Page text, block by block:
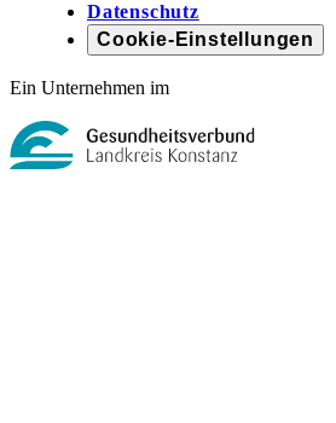
Datenschutz
Cookie-Einstellungen
Ein Unternehmen im